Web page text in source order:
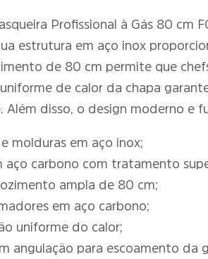
Profissional à Gás 80
estrutura em aço inox
de 80 cm permite que
de calor da chapa
Além disso, o design moderno e
molduras em aço inox;
aço carbono com tratamento
ampla de 80 cm;
em aço carbono;
uniforme do calor;
angulação para escoamento da